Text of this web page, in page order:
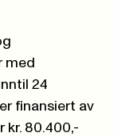
med
24
finansiert av
kr. 80.400,-